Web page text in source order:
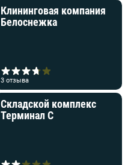
Клининговая компания
Белоснежка
3 отзыва
Складской комплекс
Терминал C